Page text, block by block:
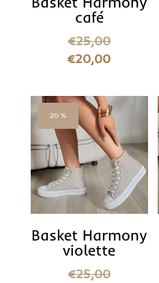
café
€25,00
€20,00
20 %
Basket Harmony
violette
€25,00